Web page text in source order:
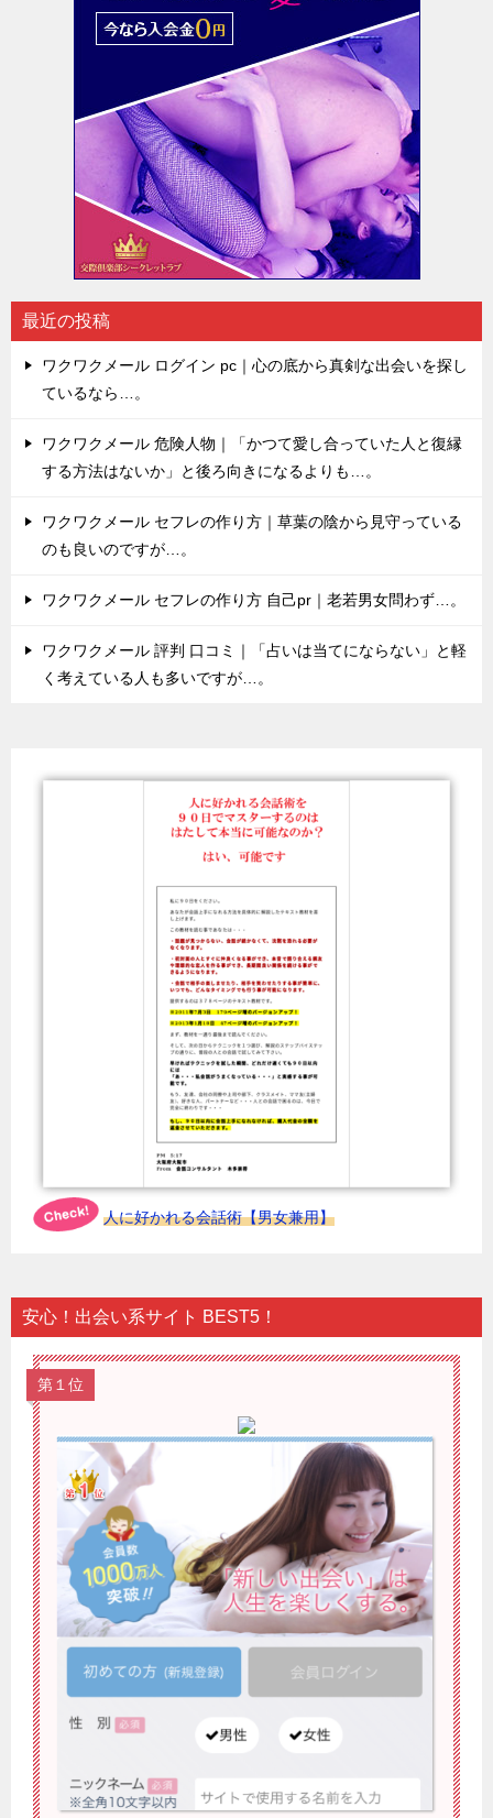
最近の投稿
ワクワクメール ログイン pc｜心の底から真剣な出会いを探し
ているなら…。
ワクワクメール 危険人物｜「かつて愛し合っていた人と復縁
する方法はないか」と後ろ向きになるよりも…。
ワクワクメール セフレの作り方｜草葉の陰から見守っている
のも良いのですが…。
ワクワクメール セフレの作り方 自己pr｜老若男女問わず…。
ワクワクメール 評判 口コミ｜「占いは当てにならない」と軽
く考えている人も多いですが…。
人に好かれる会話術【男女兼用】
安心！出会い系サイト BEST5！
第１位